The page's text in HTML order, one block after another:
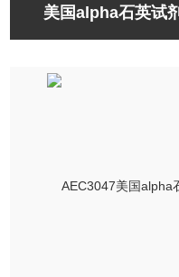
美国alpha石英试